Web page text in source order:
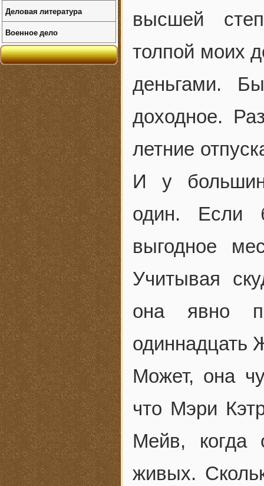
высшей
толпой моих
деньгами.
доходное.
летние
И у
один. Если
выгодное
Учитывая
она явно
одиннадцать
Может, она
что Мэри
Мейв,
живых.
Деловая литература
Военное дело